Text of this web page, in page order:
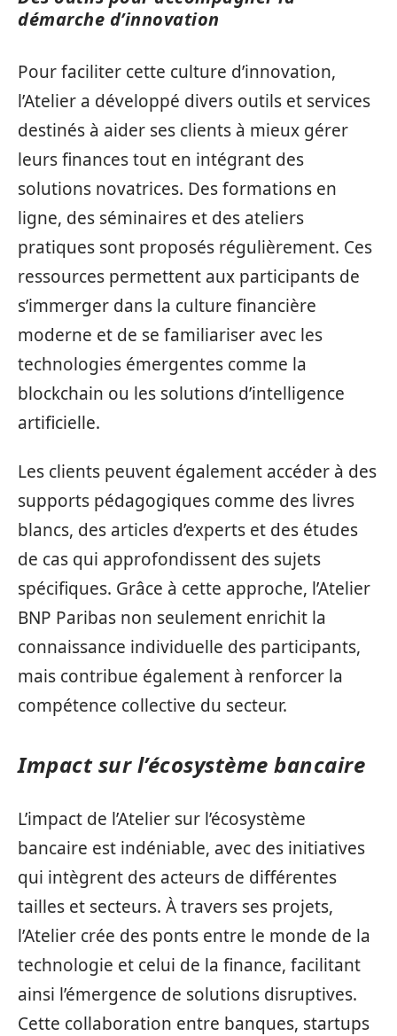
démarche d’innovation
Pour faciliter cette culture d’innovation,
l’Atelier a développé divers outils et services
destinés à aider ses clients à mieux gérer
leurs finances tout en intégrant des
solutions novatrices. Des formations en
ligne, des séminaires et des ateliers
pratiques sont proposés régulièrement. Ces
ressources permettent aux participants de
s’immerger dans la culture financière
moderne et de se familiariser avec les
technologies émergentes comme la
blockchain ou les solutions d’intelligence
artificielle.
Les clients peuvent également accéder à des
supports pédagogiques comme des livres
blancs, des articles d’experts et des études
de cas qui approfondissent des sujets
spécifiques. Grâce à cette approche, l’Atelier
BNP Paribas non seulement enrichit la
connaissance individuelle des participants,
mais contribue également à renforcer la
compétence collective du secteur.
Impact sur l’écosystème bancaire
L’impact de l’Atelier sur l’écosystème
bancaire est indéniable, avec des initiatives
qui intègrent des acteurs de différentes
tailles et secteurs. À travers ses projets,
l’Atelier crée des ponts entre le monde de la
technologie et celui de la finance, facilitant
ainsi l’émergence de solutions disruptives.
Cette collaboration entre banques, startups